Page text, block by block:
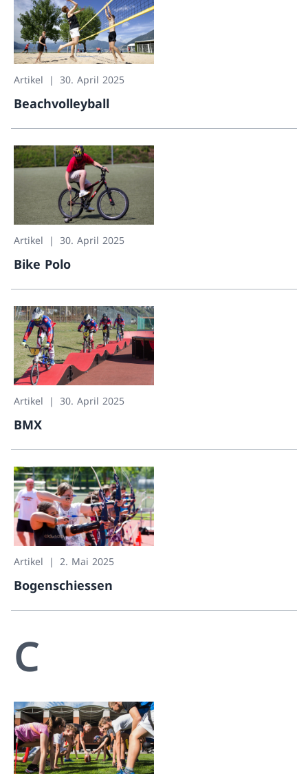
Artikel 30. April 2025
Beachvolleyball
Beachvolleyball
Artikel 30. April 2025
Bike Polo
Bike Polo
Artikel 30. April 2025
BMX
BMX
Artikel 2. Mai 2025
Bogenschiessen
Bogenschiessen
C